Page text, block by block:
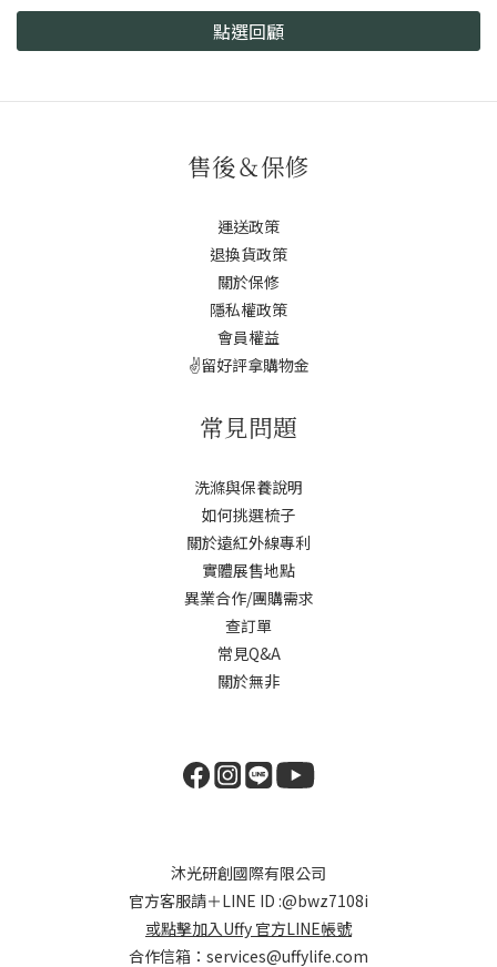
點選回顧
售後＆保修
運送政策
退換貨政策
關於保修
隱私權政策
會員權益
✌️留好評拿購物金
常見問題
洗滌與保養說明
如何挑選梳子
關於遠紅外線專利
實體展售地點
異業合作/團購需求
查訂單
常見Q&A
關於無非
沐光研創國際有限公司
官方客服請＋LINE ID :@bwz7108i
或點擊加入Uffy 官方LINE帳號
合作信箱： services@uffylife.com